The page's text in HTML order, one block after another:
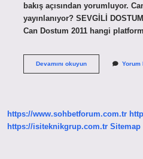
bakış açısından yorumluyor.
yayınlanıyor? SEVGİLİ
Can Dostum 2011 hangi
Devamını okuyunCan
Yorum
https://www.sohbetforum.com.tr
https://isiteknikgrup.com.tr Sitemap